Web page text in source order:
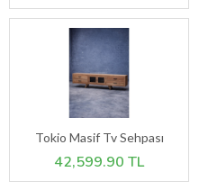
Tokio Masif Tv Sehpası
42,599.90 TL